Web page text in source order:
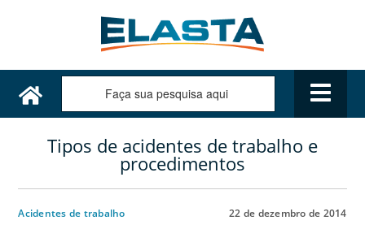
Tipos de acidentes de trabalho e
procedimentos
Acidentes de trabalho 22 de dezembro de 2014